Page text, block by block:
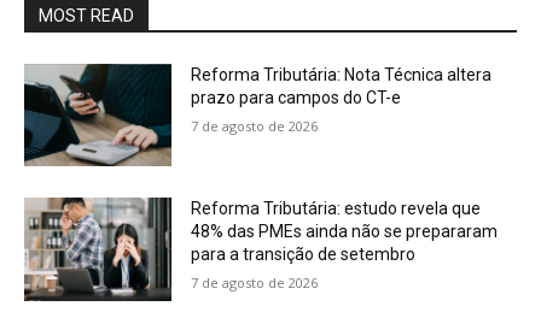
MOST READ
Reforma Tributária: Nota Técnica altera
prazo para campos do CT-e
7 de agosto de 2026
Reforma Tributária: estudo revela que
48% das PMEs ainda não se prepararam
para a transição de setembro
7 de agosto de 2026